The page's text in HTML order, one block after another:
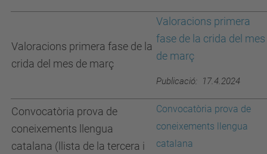
Valoracions primera fase de la
crida del mes de març
Valoracions primera
fase de la crida del mes
de març
Publicació: 17.4.2024
Convocatòria prova de
coneixements llengua
catalana (llista de la tercera i
Convocatòria prova de
coneixements llengua
catalana